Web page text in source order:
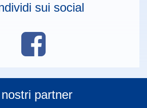
sui social
partner